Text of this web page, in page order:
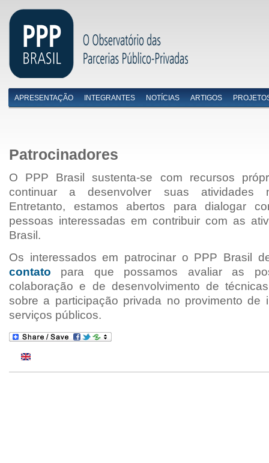
Menu primário
APRESENTAÇÃO INTEGRANTES NOTÍCIAS ARTIGOS
Patrocinadores
O PPP Brasil sustenta-se com recursos
continuar a desenvolver suas atividades
Entretanto, estamos abertos para dialogar
pessoas interessadas em contribuir com as
Brasil.
Os interessados em patrocinar o PPP Brasil
contato para que possamos avaliar as
colaboração e de desenvolvimento de
sobre a participação privada no provimento de
serviços públicos.